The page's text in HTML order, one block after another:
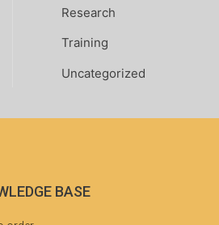
Research
Training
Uncategorized
BASE